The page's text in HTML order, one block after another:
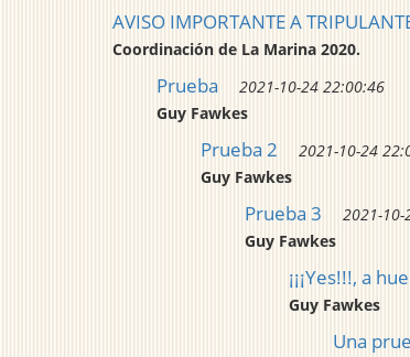
AVISO IMPORTANTE A
Coordinación de La Marina 2020.
Prueba
2021-10-24 22:00:46
Guy Fawkes
Prueba 2
2021-10-24
Guy Fawkes
Prueba 3
2021-
Guy Fawkes
¡¡¡Yes!!!, a
Guy Fawkes
Una